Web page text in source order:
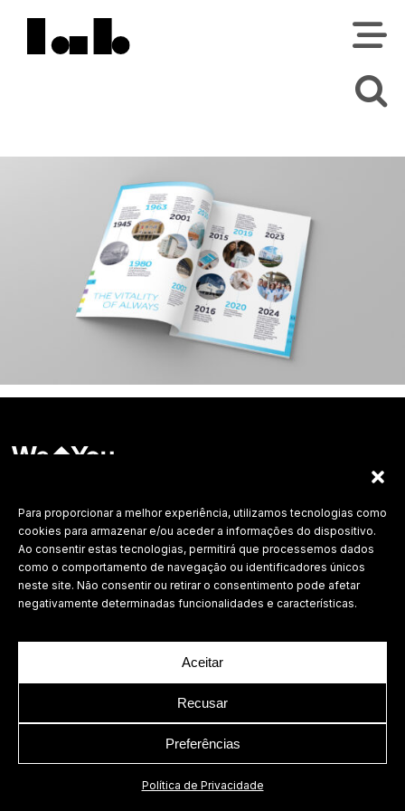
Para proporcionar a melhor experiência, utilizamos tecnologias como
cookies para armazenar e/ou aceder a informações do dispositivo.
Ao consentir estas tecnologias, permitirá que processemos dados
como o comportamento de navegação ou identificadores únicos
neste site. Não consentir ou retirar o consentimento pode afetar
negativamente determinadas funcionalidades e características.
Aceitar
Recusar
Preferências
Política de Privacidade
©2026 Todos os direitos reservados.
Política de Privacidade